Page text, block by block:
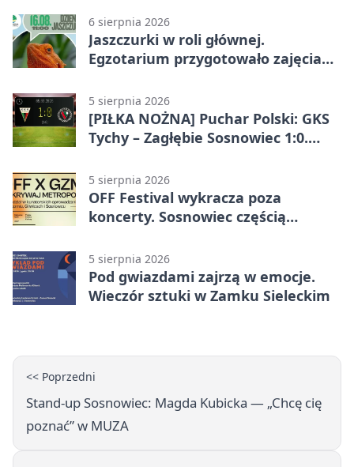
6 sierpnia 2026
Jaszczurki w roli głównej.
Egzotarium przygotowało zajęcia
5 sierpnia 2026
[PIŁKA NOŻNA] Puchar Polski: GKS
Tychy – Zagłębie Sosnowiec 1:0.
przed przerwą
5 sierpnia 2026
OFF Festival wykracza poza
koncerty. Sosnowiec częścią
5 sierpnia 2026
Pod gwiazdami zajrzą w emocje.
Wieczór sztuki w Zamku Sieleckim
<< Poprzedni
Stand-up Sosnowiec: Magda Kubicka — „Chcę cię
poznać” w MUZA